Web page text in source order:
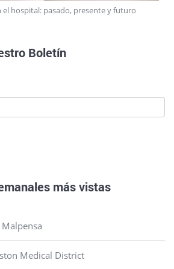
el hospital: pasado, presente y futuro
Boletín
más vistas
Medical District